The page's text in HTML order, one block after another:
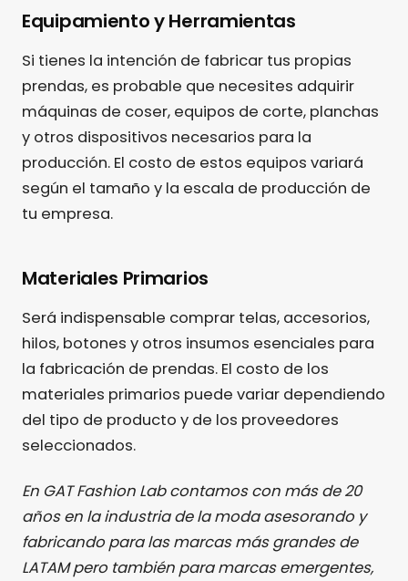
Equipamiento y Herramientas
Si tienes la intención de fabricar tus propias
prendas, es probable que necesites adquirir
máquinas de coser, equipos de corte, planchas
y otros dispositivos necesarios para la
producción. El costo de estos equipos variará
según el tamaño y la escala de producción de
tu empresa.
Materiales Primarios
Será indispensable comprar telas, accesorios,
hilos, botones y otros insumos esenciales para
la fabricación de prendas. El costo de los
materiales primarios puede variar dependiendo
del tipo de producto y de los proveedores
seleccionados.
En GAT Fashion Lab contamos con más de 20
años en la industria de la moda asesorando y
fabricando para las marcas más grandes de
LATAM pero también para marcas emergentes,